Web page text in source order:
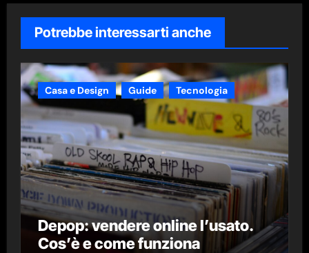
Potrebbe interessarti anche
Casa e Design Guide Tecnologia
Depop: vendere online l’usato.
Cos’è e come funziona